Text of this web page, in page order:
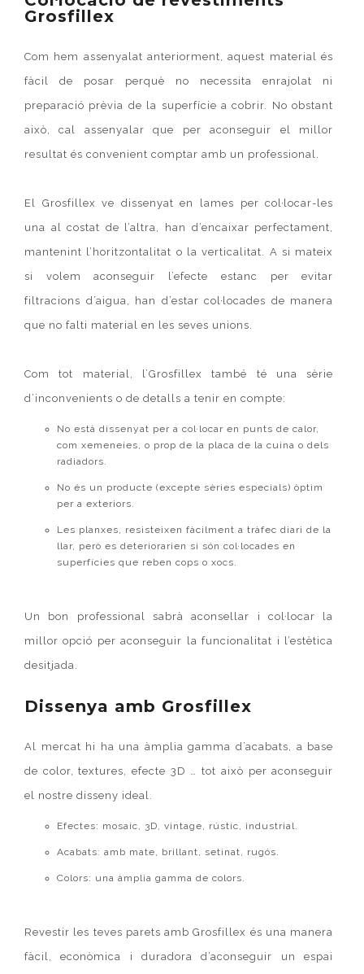
Grosfillex
Com hem assenyalat anteriorment, aquest material és
fàcil de posar perquè no necessita enrajolat ni
preparació prèvia de la superfície a cobrir. No obstant
això, cal assenyalar que per aconseguir el millor
resultat és convenient comptar amb un professional.
El Grosfillex ve dissenyat en lames per col·locar-les
una al costat de l’altra, han d’encaixar perfectament,
mantenint l’horitzontalitat o la verticalitat. A si mateix
si volem aconseguir l’efecte estanc per evitar
filtracions d’aigua, han d’estar col·locades de manera
que no falti material en les seves unions.
Com tot material, l’Grosfillex
també té una sèrie
d’inconvenients o de detalls a tenir en compte:
No està dissenyat per a col·locar en punts de calor,
com xemeneies, o prop de la placa de la cuina o dels
radiadors.
No és un producte (excepte sèries especials) òptim
per a exteriors.
Les planxes, resisteixen fàcilment a tràfec diari de la
llar, però es deteriorarien si són col·locades en
superfícies que reben cops o xocs.
Un bon professional sabrà aconsellar i col·locar la
millor opció per aconseguir la funcionalitat i l’estètica
desitjada.
Dissenya amb Grosfillex
Al mercat hi ha una àmplia gamma d’acabats, a base
de color, textures, efecte 3D …tot això per aconseguir
el nostre disseny ideal.
Efectes: mosaic, 3D, vintage, rústic, industrial.
Acabats: amb mate, brillant, setinat, rugós.
Colors: una àmplia gamma de colors.
Revestir les teves parets ambGrosfillex és una manera
fàcil, econòmica i duradora d’aconseguir un espai